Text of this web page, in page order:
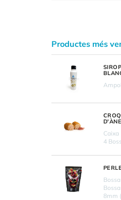
Productes més
Caixa
4
Bossa
8mm